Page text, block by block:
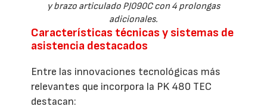
y brazo articulado PJ090C con 4 prolongas
adicionales.
Características técnicas y sistemas de
asistencia destacados
Entre las innovaciones tecnológicas más
relevantes que incorpora la PK 480 TEC
destacan: